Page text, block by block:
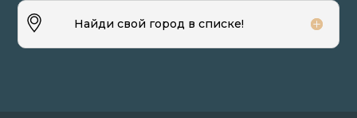
Найди свой город в списке!